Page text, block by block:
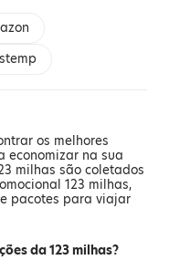
os melhores
economizar na sua
milhas são coletados
123 milhas,
pacotes para viajar
da 123 milhas?